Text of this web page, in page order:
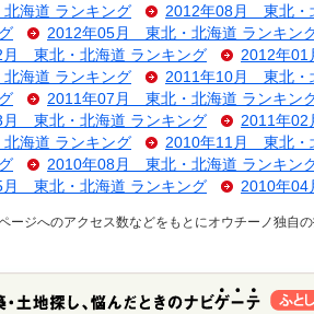
海道 ランキング
2012年08月 東北・
2012年05月 東北・北海道 ランキン
月 東北・北海道 ランキング
2012年
海道 ランキング
2011年10月 東北・
2011年07月 東北・北海道 ランキン
月 東北・北海道 ランキング
2011年
海道 ランキング
2010年11月 東北・
2010年08月 東北・北海道 ランキン
月 東北・北海道 ランキング 2010年
ージへのアクセス数などをもとにオウチーノ独自